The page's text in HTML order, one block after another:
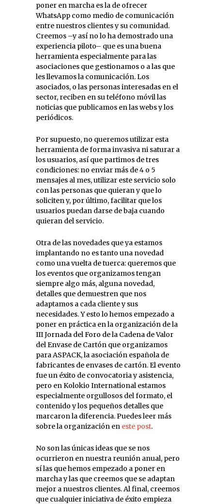
poner en marcha es la de ofrecer
WhatsApp como medio de comunicación
entre nuestros clientes y su comunidad.
Creemos –y así no lo ha demostrado una
experiencia piloto– que es una buena
herramienta especialmente para las
asociaciones que gestionamos o a las que
les llevamos la comunicación. Los
asociados, o las personas interesadas en el
sector, reciben en su teléfono móvil las
noticias que publicamos en las webs y los
periódicos.
Por supuesto, no queremos utilizar esta
herramienta de forma invasiva ni saturar a
los usuarios, así que partimos de tres
condiciones: no enviar más de 4 o 5
mensajes al mes, utilizar este servicio solo
con las personas que quieran y que lo
soliciten y, por último, facilitar que los
usuarios puedan darse de baja cuando
quieran del servicio.
Otra de las novedades que ya estamos
implantando no es tanto una novedad
como una vuelta de tuerca: queremos que
los eventos que organizamos tengan
siempre algo más, alguna novedad,
detalles que demuestren que nos
adaptamos a cada cliente y sus
necesidades. Y esto lo hemos empezado a
poner en práctica en la organización de la
III Jornada del Foro de la Cadena de Valor
del Envase de Cartón que organizamos
para ASPACK, la asociación española de
fabricantes de envases de cartón. El evento
fue un éxito de convocatoria y asistencia,
pero en Kolokio International estamos
especialmente orgullosos del formato, el
contenido y los pequeños detalles que
marcaron la diferencia. Puedes leer más
sobre la organización en este post.
No son las únicas ideas que se nos
ocurrieron en nuestra reunión anual, pero
sí las que hemos empezado a poner en
marcha y las que creemos que se adaptan
mejor a nuestros clientes. Al final, creemos
que cualquier iniciativa de éxito empieza